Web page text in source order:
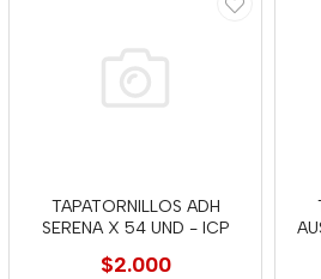
TAPATORNILLOS ADH
SERENA X 54 UND - ICP
$2.000